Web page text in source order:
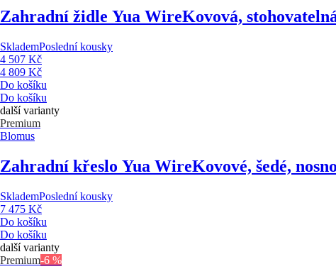
Zahradní židle Yua WireKovová,
SklademPoslední kousky
4 507 Kč
4 809 Kč
Do košíku
Do košíku
další varianty
Premium
Blomus
Zahradní křeslo Yua WireKovové, šedé,
SklademPoslední kousky
7 475 Kč
Do košíku
Do košíku
další varianty
Premium-6 %